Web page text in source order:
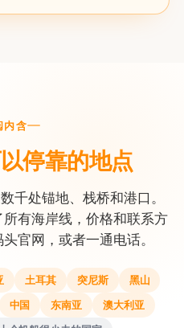
内含
停靠的地点
千处锚地、栈桥和港口。
有海岸线，价格和联系方
官网，或者一通电话。
土耳其 突尼斯
黑山
中国 东南亚
澳大利亚